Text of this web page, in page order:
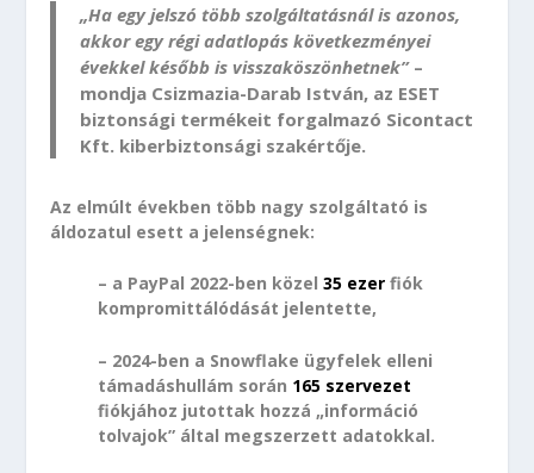
„Ha egy jelszó több szolgáltatásnál is azonos,
akkor egy régi adatlopás következményei
évekkel később is visszaköszönhetnek” –
mondja Csizmazia-Darab István, az ESET
biztonsági termékeit forgalmazó Sicontact
Kft. kiberbiztonsági szakértője.
Az elmúlt években több nagy szolgáltató is
áldozatul esett a jelenségnek:
– a PayPal 2022-ben közel35 ezer fiók
kompromittálódását jelentette,
– 2024-ben a Snowflake ügyfelek elleni
támadáshullám során 165 szervezet
fiókjához jutottak hozzá „információ
tolvajok” által megszerzett adatokkal.